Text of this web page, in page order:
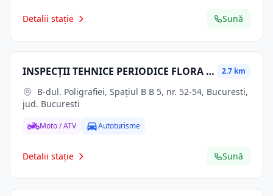
Detalii stație Sună
INSPECŢII TEHNICE PERIODICE FLORA SRL 2.7 km
jud. Bucuresti
Moto / ATV Autoturisme
Detalii stație Sună